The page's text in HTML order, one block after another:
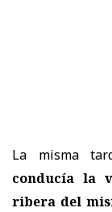
La misma
conducía la
ribera del